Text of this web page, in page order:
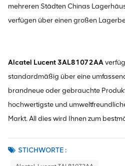
mehreren Städten Chinas
verfügen über einen großen
Alcatel Lucent 3AL81072AA
standardmäßig über eine
brandneue oder gebrauchte
hochwertigste und
Markt. All dies wird Ihnen zum
STICHWORTE :